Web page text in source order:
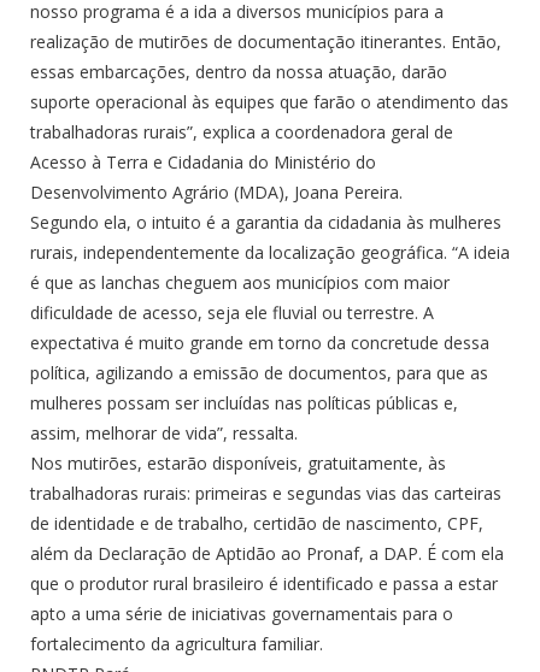
nosso programa é a ida a diversos municípios para a
realização de mutirões de documentação itinerantes. Então,
essas embarcações, dentro da nossa atuação, darão
suporte operacional às equipes que farão o atendimento das
trabalhadoras rurais”, explica a coordenadora geral de
Acesso à Terra e Cidadania do Ministério do
Desenvolvimento Agrário (MDA), Joana Pereira.
Segundo ela, o intuito é a garantia da cidadania às mulheres
rurais, independentemente da localização geográfica. “A ideia
é que as lanchas cheguem aos municípios com maior
dificuldade de acesso, seja ele fluvial ou terrestre. A
expectativa é muito grande em torno da concretude dessa
política, agilizando a emissão de documentos, para que as
mulheres possam ser incluídas nas políticas públicas e,
assim, melhorar de vida”, ressalta.
Nos mutirões, estarão disponíveis, gratuitamente, às
trabalhadoras rurais: primeiras e segundas vias das carteiras
de identidade e de trabalho, certidão de nascimento, CPF,
além da Declaração de Aptidão ao Pronaf, a DAP. É com ela
que o produtor rural brasileiro é identificado e passa a estar
apto a uma série de iniciativas governamentais para o
fortalecimento da agricultura familiar.